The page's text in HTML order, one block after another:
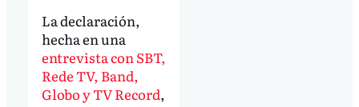
La declaración,
hecha en una
entrevista con SBT,
Rede TV, Band,
Globo y TV Record,